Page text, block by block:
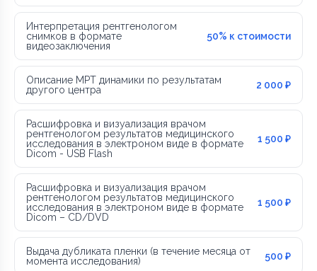
Интерпретация рентгенологом
снимков в формате
видеозаключения
50% к стоимости
Описание МРТ динамики по результатам
другого центра
2 000 ₽
Расшифровка и визуализация врачом
рентгенологом результатов медицинского
исследования в электроном виде в формате
Dicom - USB Flash
1 500 ₽
Расшифровка и визуализация врачом
рентгенологом результатов медицинского
исследования в электроном виде в формате
Dicom – CD/DVD
1 500 ₽
Выдача дубликата пленки (в течение месяца от
момента исследования)
500 ₽